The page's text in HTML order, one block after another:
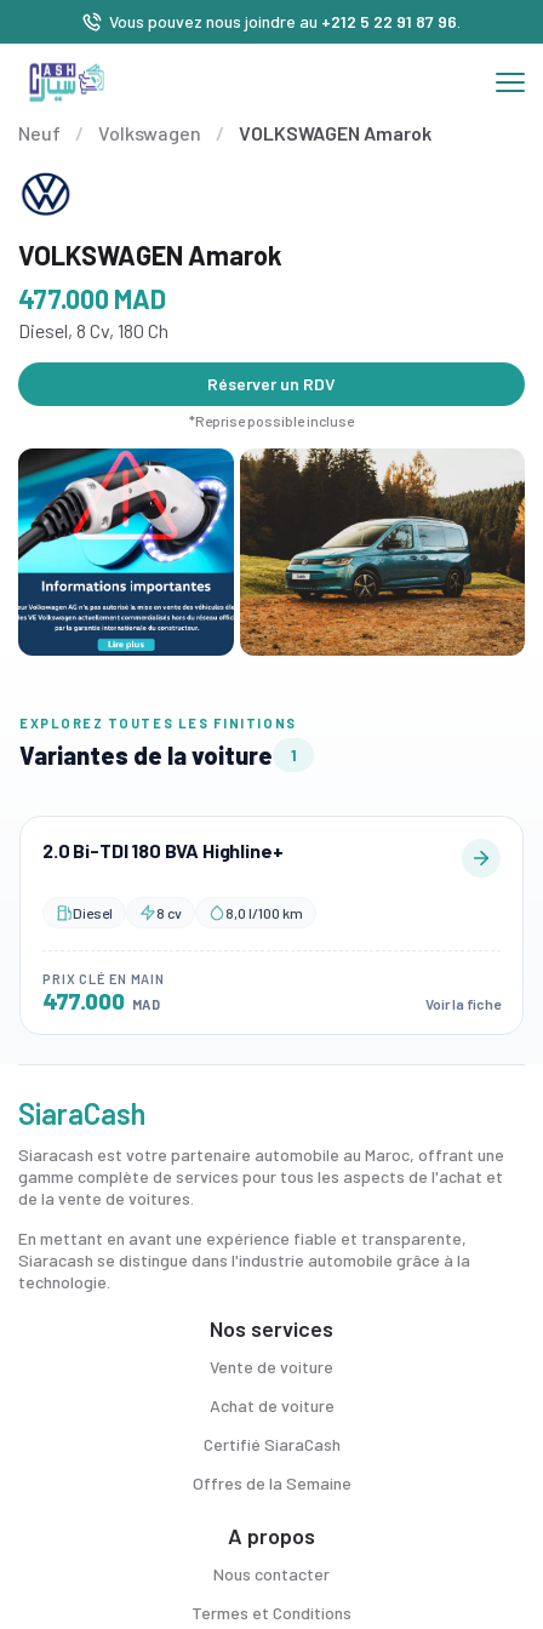
Vous pouvez nous joindre au +212 5 22 91 87 96
Neuf / Volkswagen / VOLKSWAGEN Amarok
VOLKSWAGEN Amarok
477.000MAD
Diesel, 8 Cv, 180 Ch
Réserver un RDV
*Reprise possible incluse
EXPLOREZ TOUTES LES FINITIONS
Variantes de la voiture 1
2.0 Bi-TDI 180 BVA Highline+
Diesel 8 cv 8,0 l/100 km
PRIX CLÉ EN MAIN
477.000 MAD Voir la fiche
SiaraCash
Siaracash est votre partenaire automobile au Maroc, offrant une
gamme complète de services pour tous les aspects de l'achat et
de la vente de voitures.
En mettant en avant une expérience fiable et transparente,
Siaracash se distingue dans l'industrie automobile grâce à la
technologie.
Nos services
Vente de voiture
Achat de voiture
Certifié SiaraCash
Offres de la Semaine
A propos
Nous contacter
Termes et Conditions